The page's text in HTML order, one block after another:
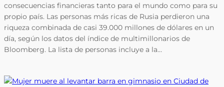
consecuencias financieras tanto para el mundo como para su
propio país. Las personas más ricas de Rusia perdieron una
riqueza combinada de casi 39.000 millones de dólares en un
día, según los datos del índice de multimillonarios de
Bloomberg. La lista de personas incluye a la…